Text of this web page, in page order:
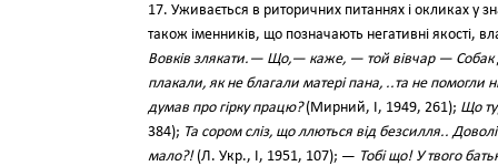
17. Уживається в риторичних питаннях і окликах у
також іменників, що позначають негативні якості,
Вовків злякати.— Що,— каже, — той вівчар — Собак
плакали, як не благали матері пана, ..та не помогли
думав про гірку працю?(Мирний, І, 1949, 261); Що
384); Та сором сліз, що ллються від безсилля..
мало?!(Л. Укр., І, 1951, 107); — Тобі що! У твого